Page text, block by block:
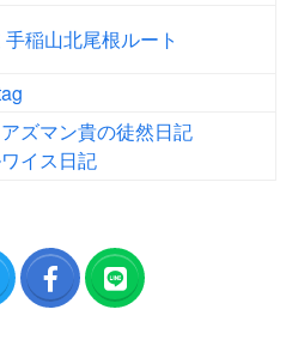
手稲山北尾根ルート
ズマン貴の徒然日記
イス日記